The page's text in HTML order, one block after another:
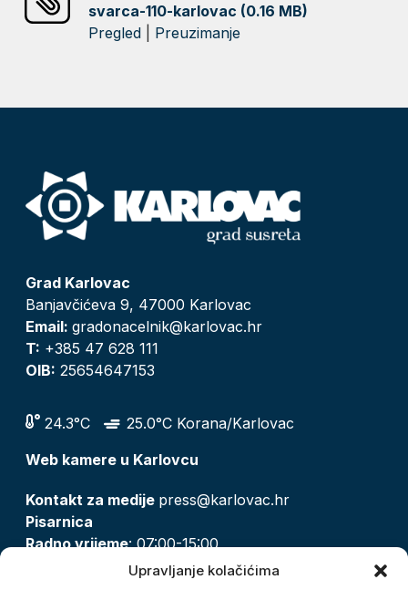
Upravljanje kolačićima
svarca-110-karlovac (0.16 MB)
Pregled
Preuzimanje
Grad Karlovac
Banjavčićeva 9, 47000 Karlovac
Email: gradonacelnik@karlovac.hr
T: +385 47 628 111
OIB: 25654647153
24.3°C
25.0°C Korana/Karlovac
Web kamere u Karlovcu
Kontakt za medije press@karlovac.hr
Pisarnica
Radno vrijeme: 07:00-15:00
pisarnica@karlovac.hr